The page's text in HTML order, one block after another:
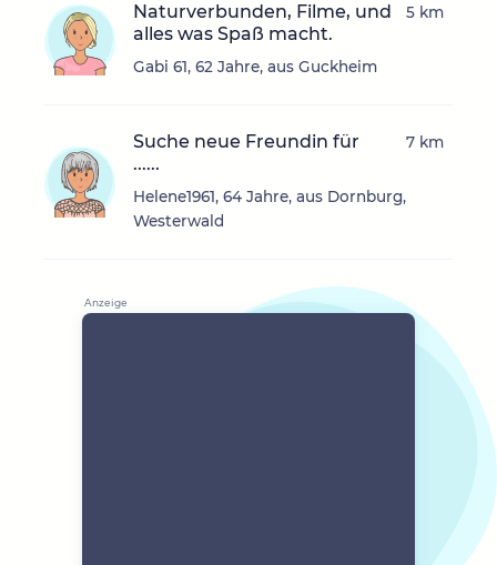
Naturverbunden, Filme, und
alles was Spaß macht.
Gabi 61, 62 Jahre, aus Guckheim
5 km
Suche neue Freundin für
......
Helene1961, 64 Jahre, aus Dornburg,
Westerwald
7 km